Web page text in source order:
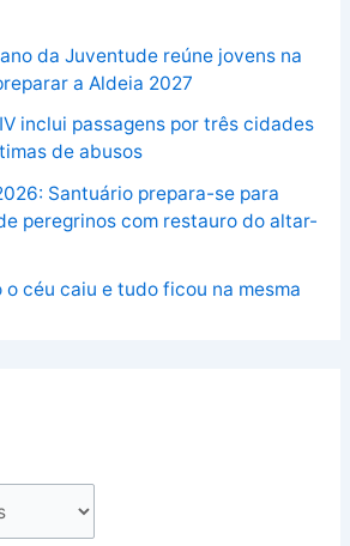
da Juventude reúne jovens na
a Aldeia 2027
inclui passagens por três cidades
de abusos
Santuário prepara-se para
peregrinos com restauro do altar-
o céu caiu e tudo ficou na mesma